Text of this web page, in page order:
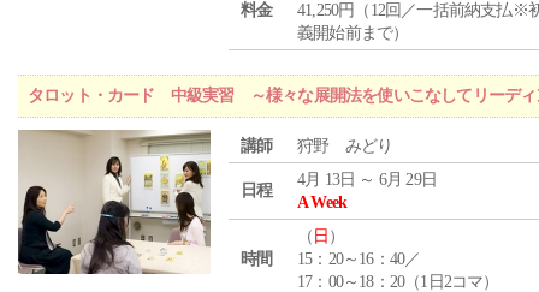
料金
41,250円（12回／一括前納支払※
義開始前まで）
タロット・カード 中級実習 ～様々な展開法を使いこなしてリーディ
講師 狩野 みどり
日程
4月 13日 ～ 6月 29日
A Week
時間
（ 日 ）
15：20～16：40／
17：00～18：20（1日2コマ）